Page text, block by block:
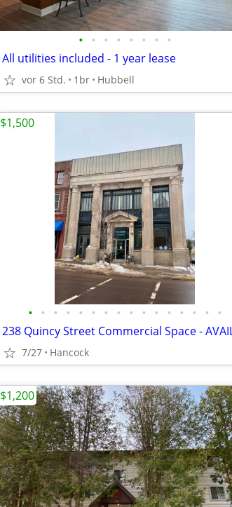
• • • • • • • •
All utilities included - 1 year lease
vor 6 Std. 1br Hubbell
• • • • • • • • • • • • • • • •
7/27 Hancock
$1,500
$1,200